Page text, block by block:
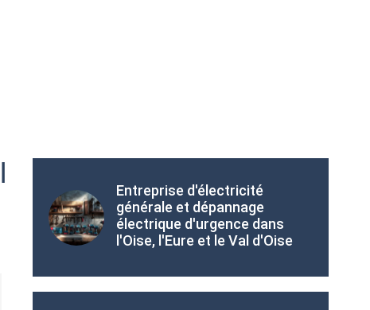
Entreprise d'électricité
générale et dépannage
électrique d'urgence dans
l'Oise, l'Eure et le Val d'Oise